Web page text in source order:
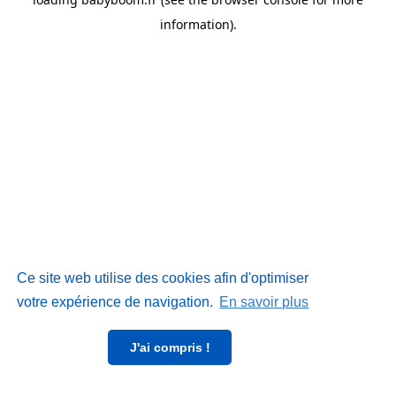
Ce site web utilise des cookies afin d'optimiser
votre expérience de navigation. En savoir plus
J'ai compris !
information).